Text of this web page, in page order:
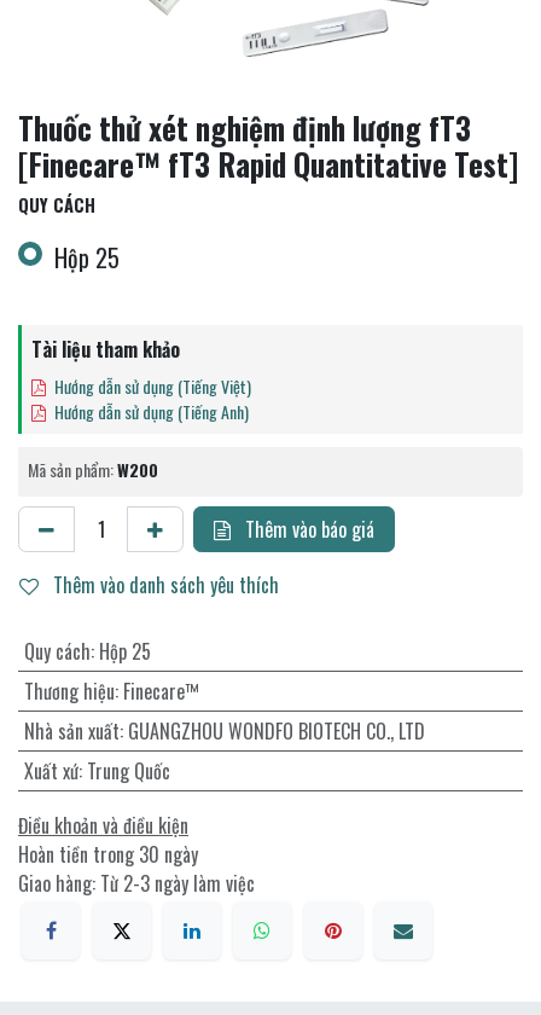
Thuốc thử xét nghiệm định lượng fT3
[Finecare™ fT3 Rapid Quantitative Test]
QUY CÁCH
Hộp 25
Tài liệu tham khảo
Hướng dẫn sử dụng (Tiếng Việt)
Hướng dẫn sử dụng (Tiếng Anh)
Mã sản phẩm:W200
Thêm vào báo giá
Thêm vào danh sách yêu thích
Quy cách: Hộp 25
Thương hiệu: Finecare™
Nhà sản xuất: GUANGZHOU WONDFO BIOTECH CO., LTD
Xuất xứ: Trung Quốc
Điều khoản và điều kiện
Hoàn tiền trong 30 ngày
Giao hàng: Từ 2-3 ngày làm việc